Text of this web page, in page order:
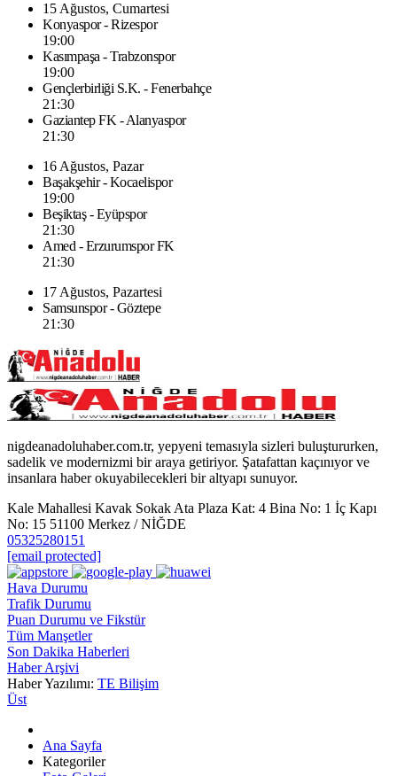
15 Ağustos, Cumartesi
Konyaspor - Rizespor
19:00
Kasımpaşa - Trabzonspor
19:00
Gençlerbirliği S.K. - Fenerbahçe
21:30
Gaziantep FK - Alanyaspor
21:30
16 Ağustos, Pazar
Başakşehir - Kocaelispor
19:00
Beşiktaş - Eyüpspor
21:30
Amed - Erzurumspor FK
21:30
17 Ağustos, Pazartesi
Samsunspor - Göztepe
21:30
nigdeanadoluhaber.com.tr, yepyeni temasıyla sizleri buluştururken,
sadelik ve modernizmi bir araya getiriyor. Şatafattan kaçınıyor ve
insanlara haber okuyabilecekleri bir altyapı sunuyor.
Kale Mahallesi Kavak Sokak Ata Plaza Kat: 4 Bina No: 1 İç Kapı
No: 15 51100 Merkez / NİĞDE
05325280151
[email protected]
Hava Durumu
Trafik Durumu
Puan Durumu ve Fikstür
Tüm Manşetler
Son Dakika Haberleri
Haber Arşivi
Haber Yazılımı: TE Bilişim
Üst
Ana Sayfa
Kategoriler